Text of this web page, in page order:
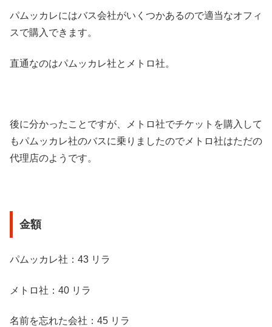
パムッカレにはバス会社がいくつかあるので適当なオフィ
スで購入できます。
直通なのはパムッカレ社とメトロ社。
後に分かったことですが、メトロ社でチケットを購入して
もパムッカレ社のバスに乗りましたのでメトロ社はただの
代理店のようです。
金額
パムッカレ社：43 リラ
メトロ社：40 リラ
名前を忘れた会社：45 リラ